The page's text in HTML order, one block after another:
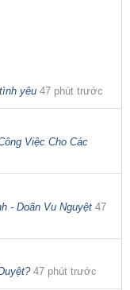
yêu 47 phút trước
Việc Cho Các
- Doãn Vu Nguyệt 47
47 phút trước